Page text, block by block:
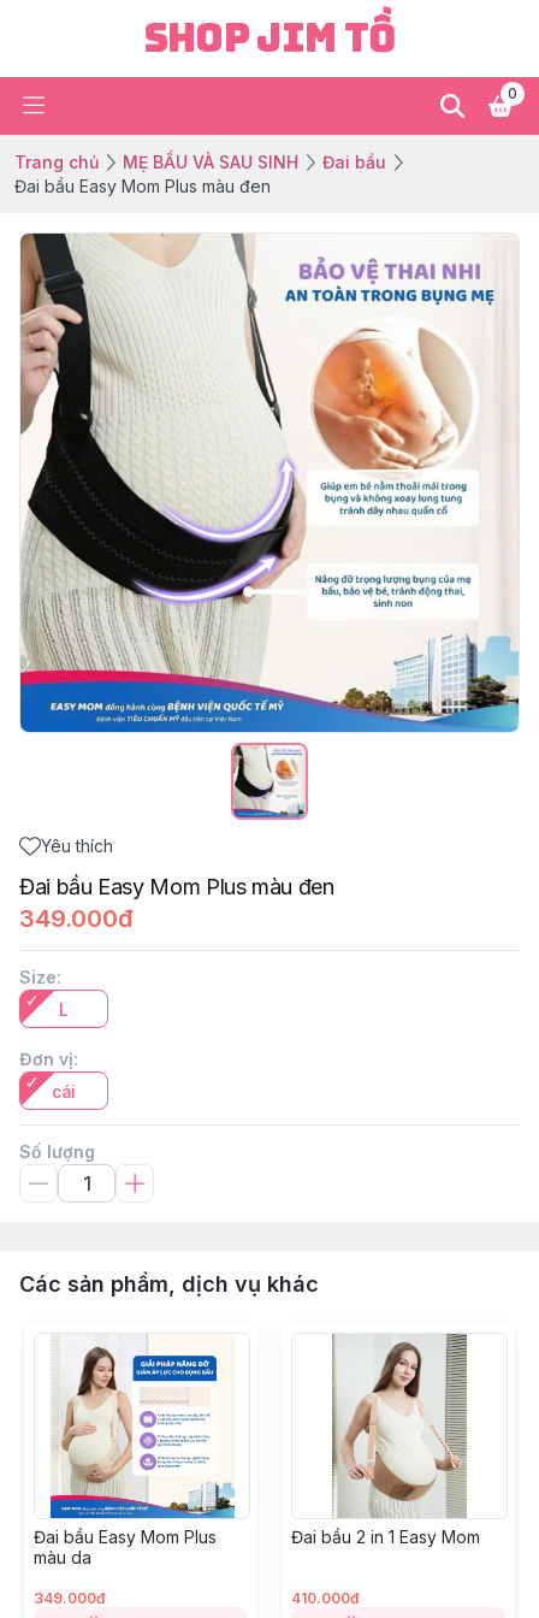
Shop Jim Tồ
0
Trang chủ MẸ BẦU VÀ SAU SINH
Đai bầu
Đai bầu Easy Mom Plus màu đen
Yêu thích
Đai bầu Easy Mom Plus màu đen
349.000đ
Size:
L
Đơn vị:
cái
Số lượng
Các sản phẩm, dịch vụ khác
Đai bầu Easy Mom Plus
màu da
349.000đ
Đai bầu 2 in 1 Easy Mom
410.000đ